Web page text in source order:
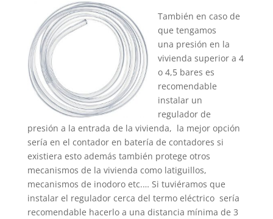
También en caso de
que tengamos
una presión en la
vivienda superior a 4
o 4,5 bares es
recomendable
instalar un
regulador de
presión a la entrada de la vivienda, la mejor opción
sería en el contador en batería de contadores si
existiera esto además también protege otros
mecanismos de la vivienda como latiguillos,
mecanismos de inodoro etc.… Si tuviéramos que
instalar el regulador cerca del termo eléctrico sería
recomendable hacerlo a una distancia mínima de 3